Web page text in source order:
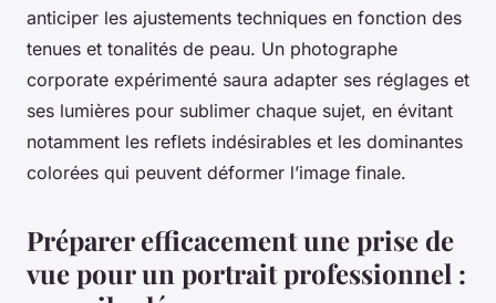
anticiper les ajustements techniques en fonction des
tenues et tonalités de peau. Un photographe
corporate expérimenté saura adapter ses réglages et
ses lumières pour sublimer chaque sujet, en évitant
notamment les reflets indésirables et les dominantes
colorées qui peuvent déformer l’image finale.
Préparer efficacement une prise de
vue pour un portrait professionnel :